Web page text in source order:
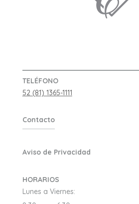
TELÉFONO
52 (81) 1365-1111
Contacto
Aviso de Privacidad
HORARIOS
Lunes a Viernes: